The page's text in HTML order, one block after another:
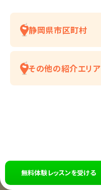
静岡県市区町村
その他の紹介エリア
無料体験レッスンを受ける